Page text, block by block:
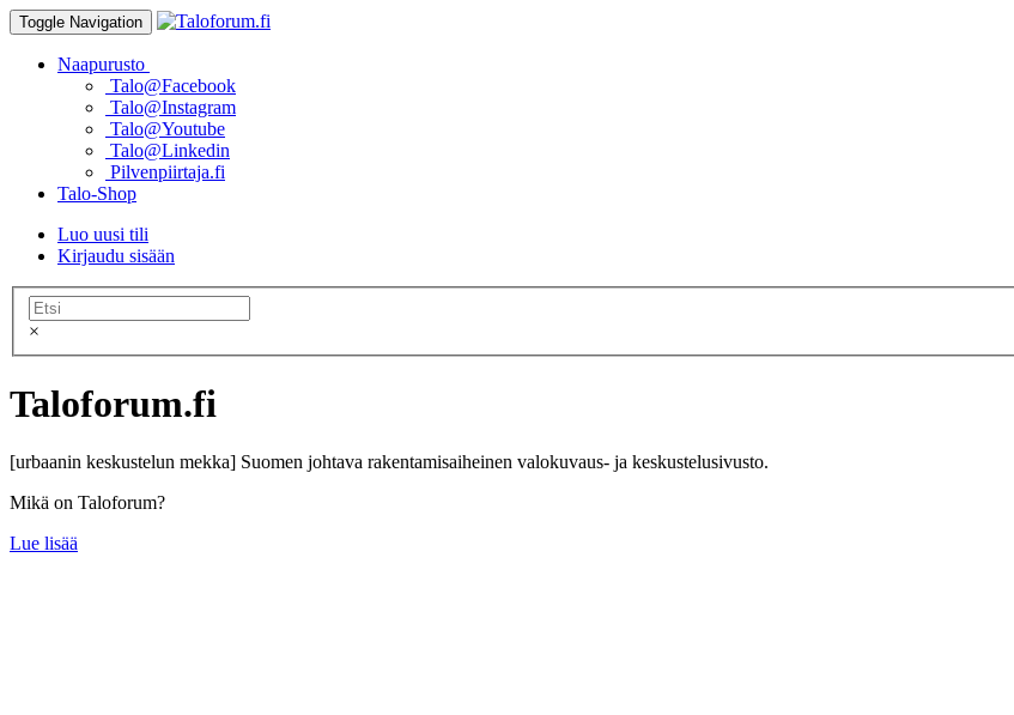
Toggle Navigation
Naapurusto
Talo@Facebook
Talo@Instagram
Talo@Youtube
Talo@Linkedin
Pilvenpiirtaja.fi
Talo-Shop
Luo uusi tili
Kirjaudu sisään
×
Taloforum.fi
[urbaanin keskustelun mekka] Suomen johtava rakentamisaiheinen valokuvaus- ja keskustelusivusto.
Mikä on Taloforum?
Lue lisää